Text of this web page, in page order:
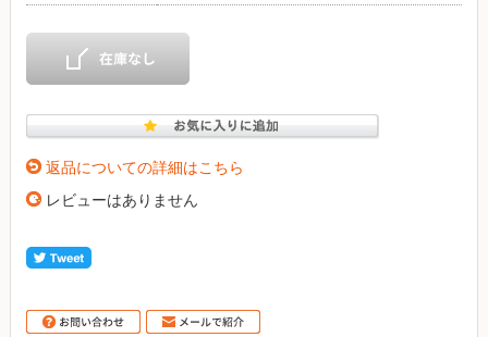
返品についての詳細はこちら
レビューはありません